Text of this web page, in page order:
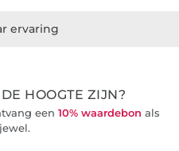
ervaring
HOOGTE ZIJN?
een 10% waardebon als